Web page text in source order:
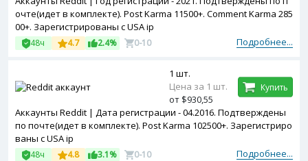
очте(идет в комплекте). Post Karma 11500+. Comment Karma 285
00+. Зарегистрированы с USA ip
Подробнее...
48ч 4.7 2.4% 0-10
Аккаунты Reddit | Дата регистрации - 04.2016. Подтверждены
по почте(идет в комплекте). Post Karma 102500+. Зарегистриро
ваны с USA ip
Подробнее...
48ч 4.8 3.1% 0-10
1 шт.
Цена за 1 шт.
от $930,55
Купить